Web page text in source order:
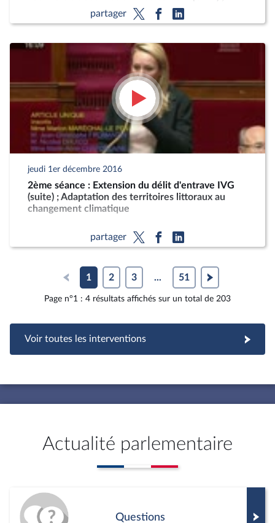
Ratification de l’ordonnance création de l’agence
nationale de santé publiq
partager
jeudi 1er décembre 2016
2ème séance : Extension du délit d'entrave IVG
(suite) ; Adaptation des territoires littoraux au
changement climatique
partager
1 2 3 ... 51
Page n°1 : 4 résultats affichés sur un total de 203
Voir toutes les interventions
Actualité parlementaire
Questions